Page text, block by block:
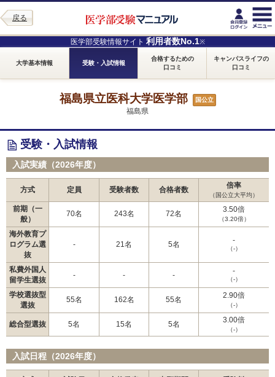
戻る
医学部受験情報サイト 利用者数No.1※
大学基本情報 受験・入試情報
合格するための
口コミ
キャンパスライフの
口コミ
福島県立医科大学医学部 国公立
福島県
受験・入試情報
入試実績（2026年度）
方式 定員 受験者数 合格者数 倍率
（国公立大平均）
前期（一
般）
70名 243名 72名 3.50倍
（3.20倍）
海外教育プ
ログラム選
抜
- 21名 5名 -
（-）
私費外国人
留学生選抜
- - - -
（-）
学校選抜型
選抜
55名 162名 55名 2.90倍
（-）
総合型選抜 5名 15名 5名 3.00倍
（-）
入試日程（2026年度）